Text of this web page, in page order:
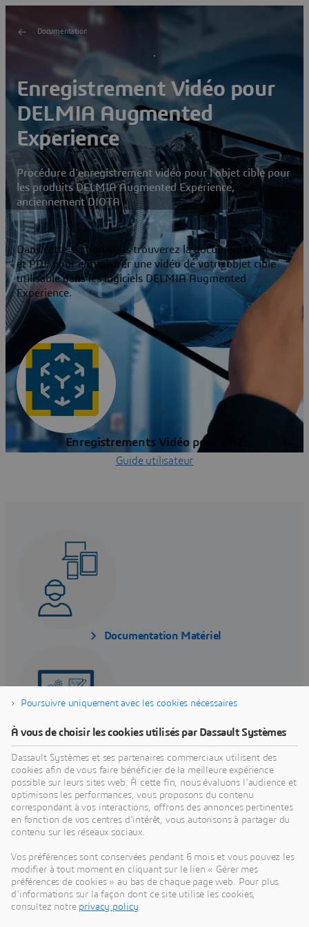
Documentation
Enregistrement Vidéo pour
DELMIA Augmented
Experience
Procédure d'enregistrement vidéo pour l'objet cible pour
les produits DELMIA Augmented Experience,
anciennement DIOTA
Dans cette section vous trouverez la documentation web
et PDF pour enregistrer une vidéo de votre objet cible
utilisable dans les logiciels DELMIA Augmented
Experience.
Enregistrements Vidéo pour DAE
Guide utilisateur
Documentation Matériel
Page du Support
Poursuivre uniquement avec les cookies nécessaires
À vous de choisir les cookies utilisés par Dassault Systèmes
Dassault Systèmes et ses partenaires commerciaux utilisent des
cookies afin de vous faire bénéficier de la meilleure expérience
possible sur leurs sites web. À cette fin, nous évaluons l'audience et
optimisons les performances, vous proposons du contenu
correspondant à vos interactions, offrons des annonces pertinentes
en fonction de vos centres d'intérêt, vous autorisons à partager du
contenu sur les réseaux sociaux.
Vos préférences sont conservées pendant 6 mois et vous pouvez les
modifier à tout moment en cliquant sur le lien « Gérer mes
préférences de cookies » au bas de chaque page web. Pour plus
d'informations sur la façon dont ce site utilise les cookies,
consultez notre privacy policy.